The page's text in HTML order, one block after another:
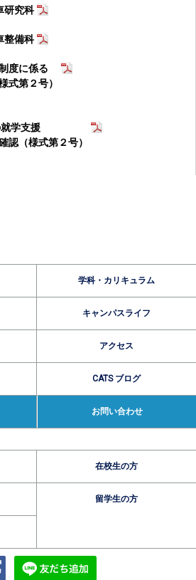
研究科
整備科
度に係る
式第２号）
学支援
認（様式第２号）
学科・カリキュラム
キャンパスライフ
アクセス
CATS ブログ
お問い合わせ
在校生の方
留学生の方